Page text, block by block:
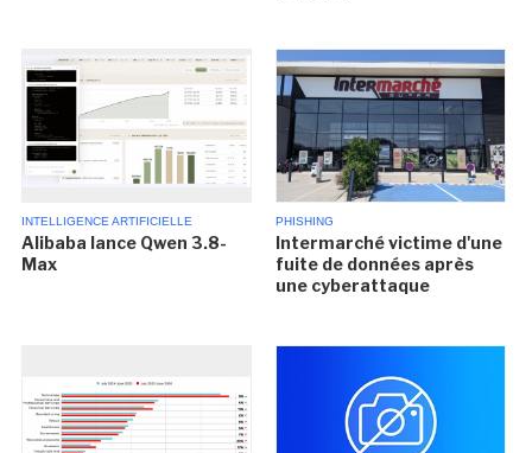
INTELLIGENCE ARTIFICIELLE
Alibaba lance Qwen 3.8-
Max
PHISHING
Intermarché victime d'une
fuite de données après
une cyberattaque